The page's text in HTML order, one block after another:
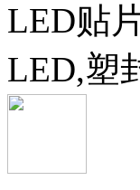
LED贴
LED,